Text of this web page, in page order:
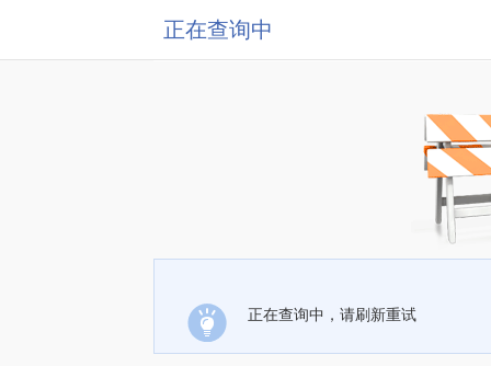
正在查询中
正在查询中，请刷新重试